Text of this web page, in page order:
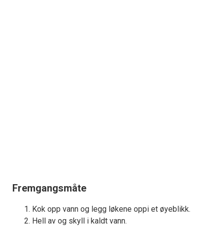
Fremgangsmåte
Kok opp vann og legg løkene oppi et øyeblikk.
Hell av og skyll i kaldt vann.